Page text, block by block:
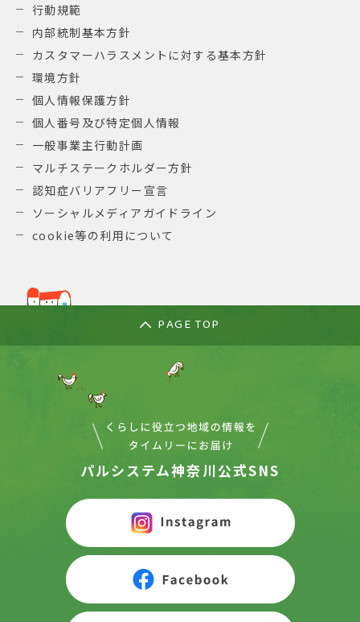
行動規範
内部統制基本方針
カスタマーハラスメントに対する基本方針
環境方針
個人情報保護方針
個人番号及び特定個人情報
一般事業主行動計画
マルチステークホルダー方針
認知症バリアフリー宣言
ソーシャルメディアガイドライン
cookie等の利用について
PAGE TOP
パルシステム神奈川公式SNS